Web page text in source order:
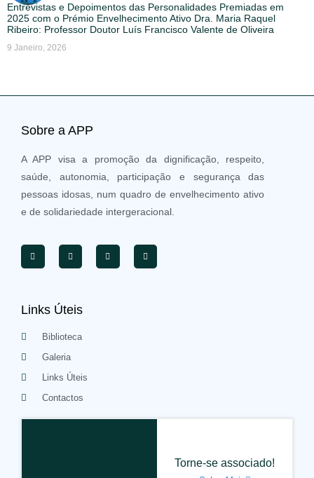
Entrevistas e Depoimentos das Personalidades Premiadas em
2025 com o Prémio Envelhecimento Ativo Dra. Maria Raquel
Ribeiro: Professor Doutor Luís Francisco Valente de Oliveira
9 Janeiro, 2026
Sobre a APP
A APP visa a promoção da dignificação, respeito,
saúde, autonomia, participação e segurança das
pessoas idosas, num quadro de envelhecimento ativo
e de solidariedade intergeracional.
Links Úteis
Biblioteca
Galeria
Links Úteis
Contactos
Torne-se associado!